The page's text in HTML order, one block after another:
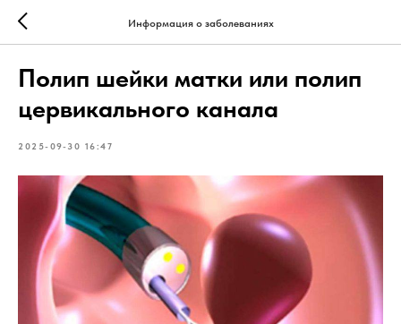
Информация о заболеваниях
Полип шейки матки или полип
цервикального канала
2025-09-30 16:47